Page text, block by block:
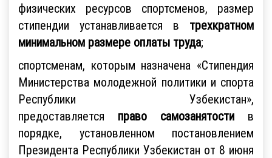
физических ресурсов спортсменов, размер
стипендии устанавливается в трехкратном
минимальном размере оплаты труда;
спортсменам, которым назначена «Стипендия
Министерства молодежной политики и спорта
Республики Узбекистан»,
предоставляется право самозанятости в
порядке, установленном постановлением
Президента Республики Узбекистан от 8 июня